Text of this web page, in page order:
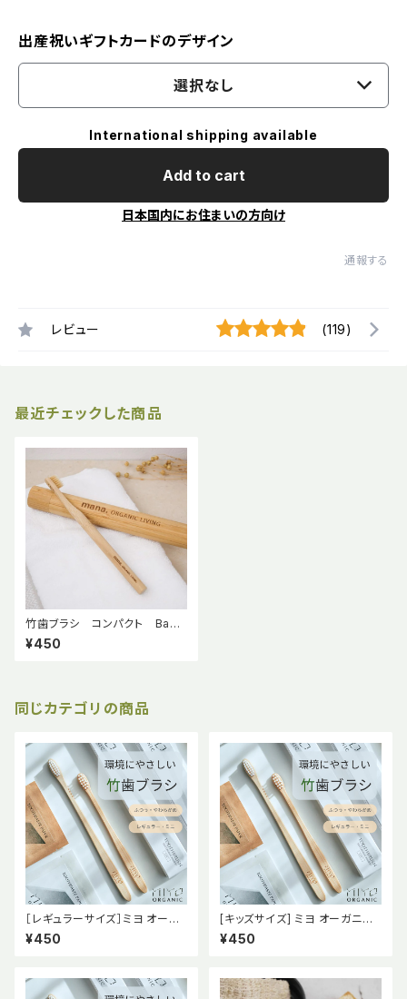
出産祝いギフトカードのデザイン
選択なし
International shipping available
Add to cart
日本国内にお住まいの方向け
通報する
レビュー (119)
最近チェックした商品
竹歯ブラシ コンパクト Bam
boo Toothbrush 【mana. O
RGANIC LIVING】
¥450
同じカテゴリの商品
［レギュラーサイズ］ミヨ オーガ
ニック 竹歯ブラシ ふつう やわら
かめ【MiYO ORGNIC】
¥450
[キッズサイズ] ミヨ オーガニッ
ク 竹歯ブラシ ふつう【MiYO O
RGNIC】
¥450